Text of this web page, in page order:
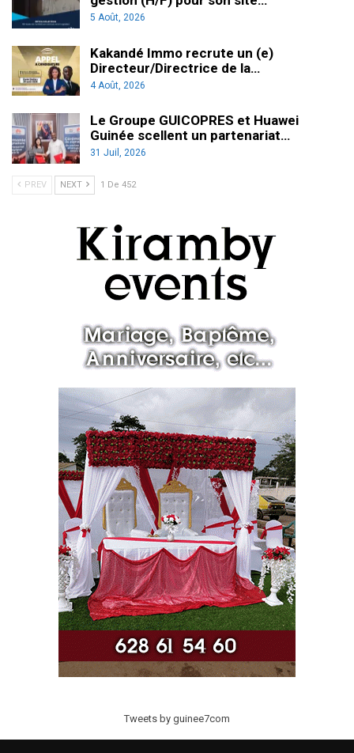
5 Août, 2026
Kakandé Immo recrute un (e)
Directeur/Directrice de la…
4 Août, 2026
Le Groupe GUICOPRES et Huawei
Guinée scellent un partenariat…
31 Juil, 2026
PREV NEXT 1 De 452
Tweets by guinee7com